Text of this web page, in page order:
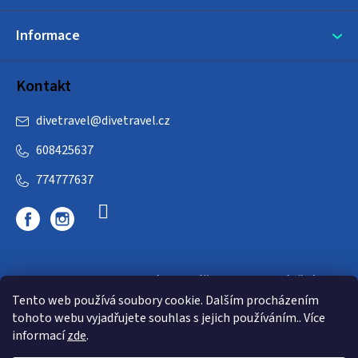
Tento web používá soubory cookie. Dalším procházením
tohoto webu vyjadřujete souhlas s jejich používáním.. Více
informacízde.
Informace
Kontakt
divetravel@divetravel.cz
608425637
774777637
DIVETRAVEL - cestovní kancelář - cesty za potápěním